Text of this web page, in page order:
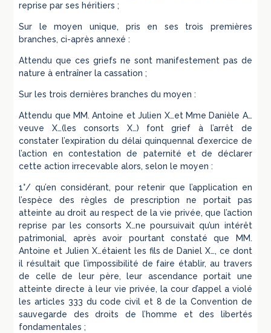
reprise par ses héritiers ;
Sur le moyen unique, pris en ses trois premières
branches, ci-après annexé :
Attendu que ces griefs ne sont manifestement pas de
nature à entraîner la cassation ;
Sur les trois dernières branches du moyen :
Attendu que MM. Antoine et Julien X…et Mme Danièle A…
veuve X…(les consorts X…) font grief à l’arrêt de
constater l’expiration du délai quinquennal d’exercice de
l’action en contestation de paternité et de déclarer
cette action irrecevable alors, selon le moyen :
1°/ qu’en considérant, pour retenir que l’application en
l’espèce des règles de prescription ne portait pas
atteinte au droit au respect de la vie privée, que l’action
reprise par les consorts X…ne poursuivait qu’un intérêt
patrimonial, après avoir pourtant constaté que MM.
Antoine et Julien X…étaient les fils de Daniel X…, ce dont
il résultait que l’impossibilité de faire établir, au travers
de celle de leur père, leur ascendance portait une
atteinte directe à leur vie privée, la cour d’appel a violé
les articles 333 du code civil et 8 de la Convention de
sauvegarde des droits de l’homme et des libertés
fondamentales ;